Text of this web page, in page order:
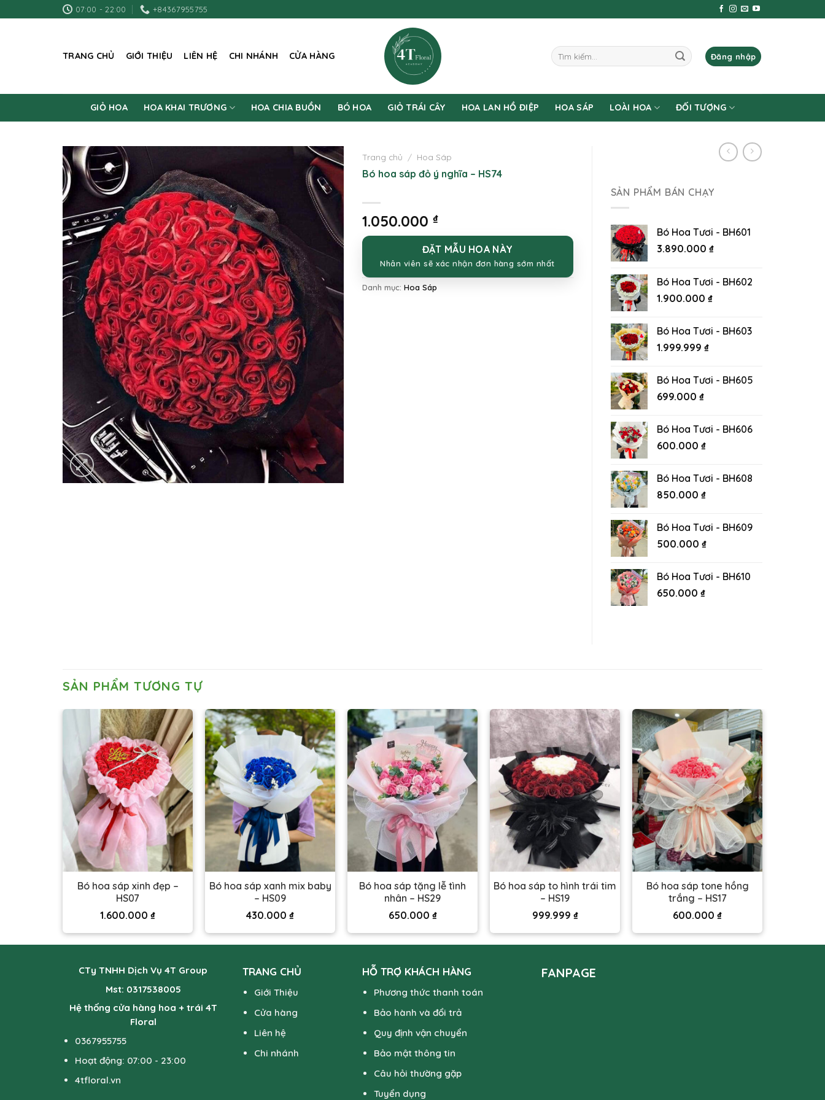
to
07:00 - 22:00 +84367955755
TRANG CHỦ GIỚI THIỆU LIÊN HỆ CHI NHÁNH CỬA HÀNG
Tìm
kiếm:
Đăng nhập
GIỎ HOA HOA KHAI TRƯƠNG HOA CHIA BUỒN BÓ HOA GIỎ TRÁI CÂY HOA LAN HỒ ĐIỆP HOA SÁP LOÀI HOA ĐỐI TƯỢNG
Trang chủ / Hoa Sáp
Bó hoa sáp đỏ ý nghĩa – HS74
1.050.000 ₫
ĐẶT MẪU HOA NÀY
Nhân viên sẽ xác nhận đơn hàng sớm nhất
Danh mục: Hoa Sáp
SẢN PHẨM BÁN CHẠY
Bó Hoa Tươi - BH601
3.890.000 ₫
Bó Hoa Tươi - BH602
1.900.000 ₫
Bó Hoa Tươi - BH603
1.999.999 ₫
Bó Hoa Tươi - BH605
699.000 ₫
Bó Hoa Tươi - BH606
600.000 ₫
Bó Hoa Tươi - BH608
850.000 ₫
Bó Hoa Tươi - BH609
500.000 ₫
Bó Hoa Tươi - BH610
650.000 ₫
SẢN PHẨM TƯƠNG TỰ
Bó hoa sáp xinh đẹp –
HS07
1.600.000 ₫
Bó hoa sáp xanh mix baby
– HS09
430.000 ₫
Bó hoa sáp tặng lễ tình
nhân – HS29
650.000 ₫
Bó hoa sáp to hình trái tim
– HS19
999.999 ₫
Bó hoa sáp tone hồng
trắng – HS17
600.000 ₫
CTy TNHH Dịch Vụ 4T Group
Mst: 0317538005
Hệ thống cửa hàng hoa + trái 4T
Floral
0367955755
Hoạt động: 07:00 - 23:00
4tfloral.vn
TRANG CHỦ
Giới Thiệu
Cửa hàng
Liên hệ
Chi nhánh
HỖ TRỢ KHÁCH HÀNG
Phương thức thanh toán
Bảo hành và đổi trả
Quy định vận chuyển
Bảo mật thông tin
Câu hỏi thường gặp
Tuyển dụng
FANPAGE